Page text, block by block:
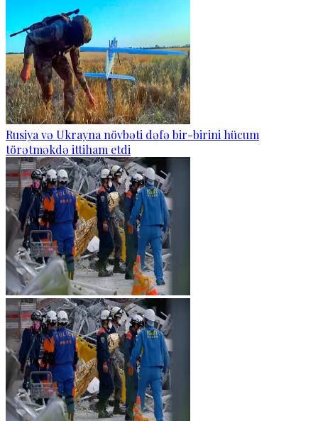
Rusiya və Ukrayna növbəti dəfə bir-birini hücum
törətməkdə ittiham etdi